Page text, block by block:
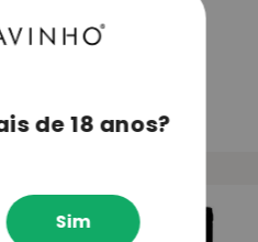
de 18 anos?
Sim